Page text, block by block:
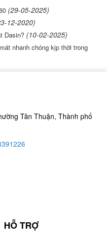
(29-05-2025)
12-2020)
Dasin? (10-02-2025)
nhanh chóng kịp thời trong
Tân Thuận, Thành phố
HỖ TRỢ